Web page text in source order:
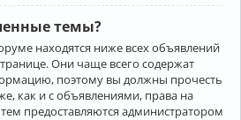
темы?
находятся ниже всех объявлений
Они чаще всего содержат
поэтому вы должны прочесть
как и с объявлениями, права на
предоставляются администратором